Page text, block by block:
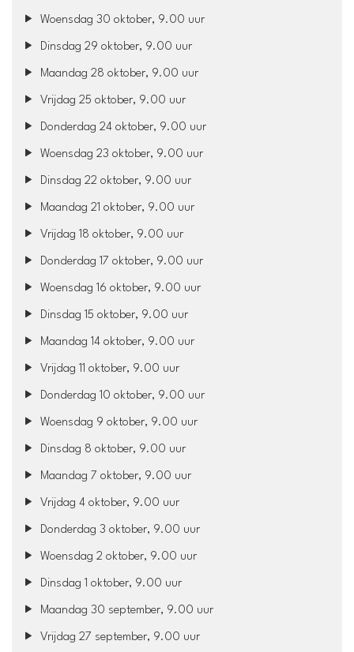
Woensdag 30 oktober, 9.00 uur
Dinsdag 29 oktober, 9.00 uur
Maandag 28 oktober, 9.00 uur
Vrijdag 25 oktober, 9.00 uur
Donderdag 24 oktober, 9.00 uur
Woensdag 23 oktober, 9.00 uur
Dinsdag 22 oktober, 9.00 uur
Maandag 21 oktober, 9.00 uur
Vrijdag 18 oktober, 9.00 uur
Donderdag 17 oktober, 9.00 uur
Woensdag 16 oktober, 9.00 uur
Dinsdag 15 oktober, 9.00 uur
Maandag 14 oktober, 9.00 uur
Vrijdag 11 oktober, 9.00 uur
Donderdag 10 oktober, 9.00 uur
Woensdag 9 oktober, 9.00 uur
Dinsdag 8 oktober, 9.00 uur
Maandag 7 oktober, 9.00 uur
Vrijdag 4 oktober, 9.00 uur
Donderdag 3 oktober, 9.00 uur
Woensdag 2 oktober, 9.00 uur
Dinsdag 1 oktober, 9.00 uur
Maandag 30 september, 9.00 uur
Vrijdag 27 september, 9.00 uur